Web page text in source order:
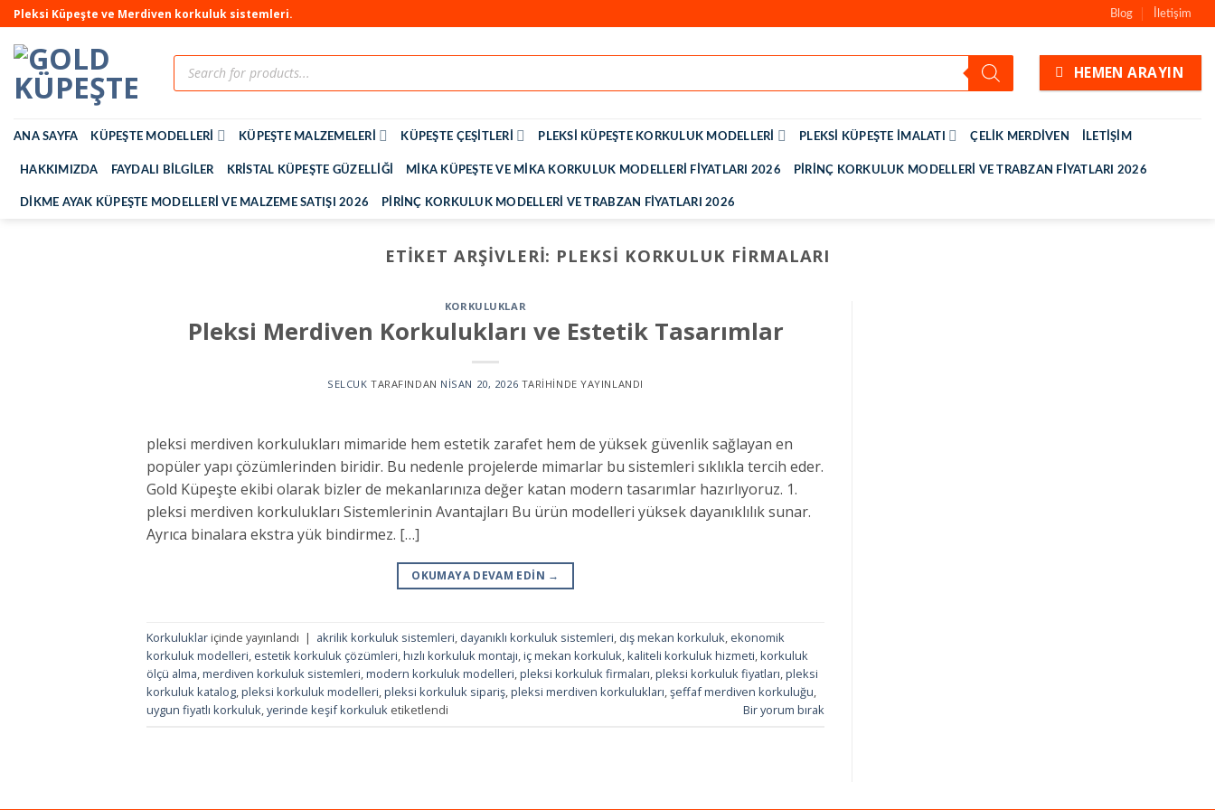
Pleksi Küpeşte ve Merdiven korkuluk sistemleri. Blog İletişim
HEMEN ARAYIN
ANA SAYFA KÜPEŞTE MODELLERI KÜPEŞTE MALZEMELERI KÜPEŞTE ÇEŞITLERI PLEKSI KÜPEŞTE KORKULUK MODELLERI PLEKSI KÜPEŞTE İMALATI ÇELIK MERDIVEN İLETIŞIM
HAKKIMIZDA FAYDALI BILGILER KRISTAL KÜPEŞTE GÜZELLIĞI MIKA KÜPEŞTE VE MIKA KORKULUK MODELLERI FIYATLARI 2026 PIRINÇ KORKULUK MODELLERI VE TRABZAN FIYATLARI 2026
DIKME AYAK KÜPEŞTE MODELLERI VE MALZEME SATIŞI 2026 PIRINÇ KORKULUK MODELLERI VE TRABZAN FIYATLARI 2026
ETIKET ARŞIVLERI: PLEKSI KORKULUK FIRMALARI
KORKULUKLAR
Pleksi Merdiven Korkulukları ve Estetik Tasarımlar
SELCUK TARAFINDAN NISAN 20, 2026 TARIHINDE YAYINLANDI
pleksi merdiven korkulukları mimaride hem estetik zarafet hem de yüksek güvenlik sağlayan en
popüler yapı çözümlerinden biridir. Bu nedenle projelerde mimarlar bu sistemleri sıklıkla tercih eder.
Gold Küpeşte ekibi olarak bizler de mekanlarınıza değer katan modern tasarımlar hazırlıyoruz. 1.
pleksi merdiven korkulukları Sistemlerinin Avantajları Bu ürün modelleri yüksek dayanıklılık sunar.
Ayrıca binalara ekstra yük bindirmez. […]
OKUMAYA DEVAM EDIN →
Korkuluklar içinde yayınlandı | akrilik korkuluk sistemleri, dayanıklı korkuluk sistemleri, dış mekan korkuluk, ekonomik
korkuluk modelleri, estetik korkuluk çözümleri,hızlı korkuluk montajı,iç mekan korkuluk,kaliteli korkuluk hizmeti,korkuluk
ölçü alma,merdiven korkuluk sistemleri,modern korkuluk modelleri,pleksi korkuluk firmaları,pleksi korkuluk fiyatları,pleksi
korkuluk katalog,pleksi korkuluk modelleri,pleksi korkuluk sipariş,pleksi merdiven korkulukları,şeffaf merdiven korkuluğu,
uygun fiyatlı korkuluk,yerinde keşif korkuluk etiketlendi Bir yorum bırak